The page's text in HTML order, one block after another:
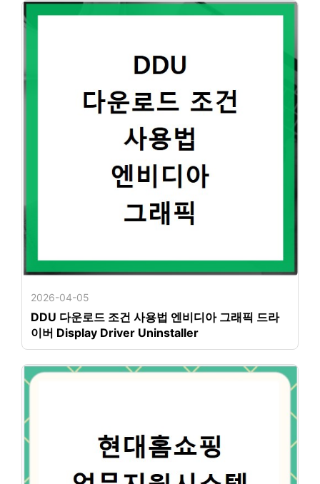
2026-04-05
DDU 다운로드 조건 사용법 엔비디아 그래픽 드라
이버 Display Driver Uninstaller